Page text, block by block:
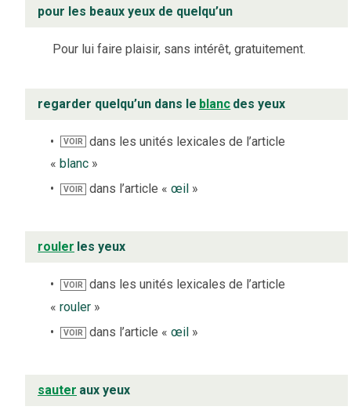
pour les beaux yeux de quelqu’un
Pour lui faire plaisir, sans intérêt, gratuitement.
regarder quelqu’un dans le blanc des yeux
VOIR
dans les unités lexicales de l’article
« blanc »
VOIR dans l’article «œil »
rouler les yeux
VOIR
dans les unités lexicales de l’article
« rouler »
VOIR dans l’article «œil »
sauter aux yeux